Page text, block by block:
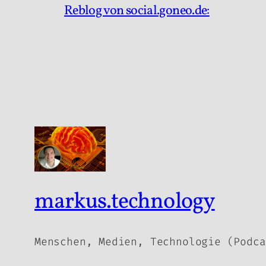
Reblog von social.goneo.de:
markus.technology
Menschen, Medien, Technologie